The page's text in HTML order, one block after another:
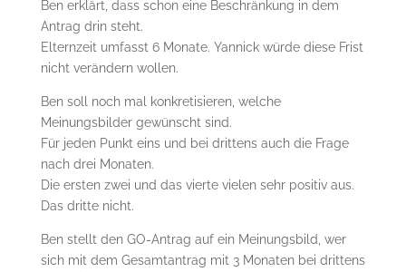
Ben erklärt, dass schon eine Beschränkung in dem
Antrag drin steht.
Elternzeit umfasst 6 Monate. Yannick würde diese Frist
nicht verändern wollen.
Ben soll noch mal konkretisieren, welche
Meinungsbilder gewünscht sind.
Für jeden Punkt eins und bei drittens auch die Frage
nach drei Monaten.
Die ersten zwei und das vierte vielen sehr positiv aus.
Das dritte nicht.
Ben stellt den GO-Antrag auf ein Meinungsbild, wer
sich mit dem Gesamtantrag mit 3 Monaten bei drittens